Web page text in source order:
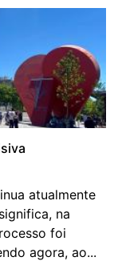
atualmente
na
foi
agora, ao...